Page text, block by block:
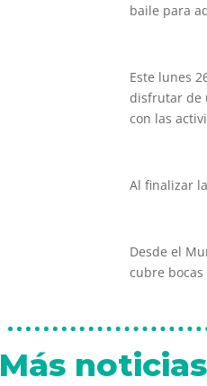
baile para
Este lunes
disfrutar de
con las
Al finalizar
Desde el
cubre
Más noticias